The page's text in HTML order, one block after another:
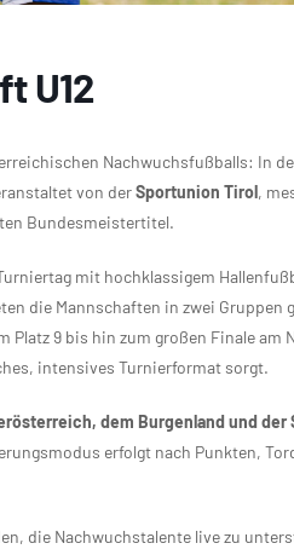
U12
Nachwuchsfußballs: In
von derSportunion Tirol ,
Bundesmeistertitel.
mit hochklassigem
die Mannschaften in zwei Gruppen
Platz 9 bis hin zum großen Finale am
intensives Turnierformat sorgt.
dem Burgenland und der
erfolgt nach Punkten,
die Nachwuchstalente live zu